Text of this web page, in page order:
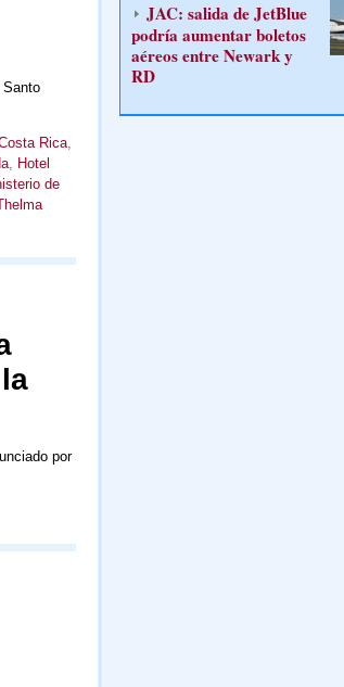
Rica,
, Hotel
de
por
JAC: salida de JetBlue
podría aumentar boletos
aéreos entre Newark y
RD